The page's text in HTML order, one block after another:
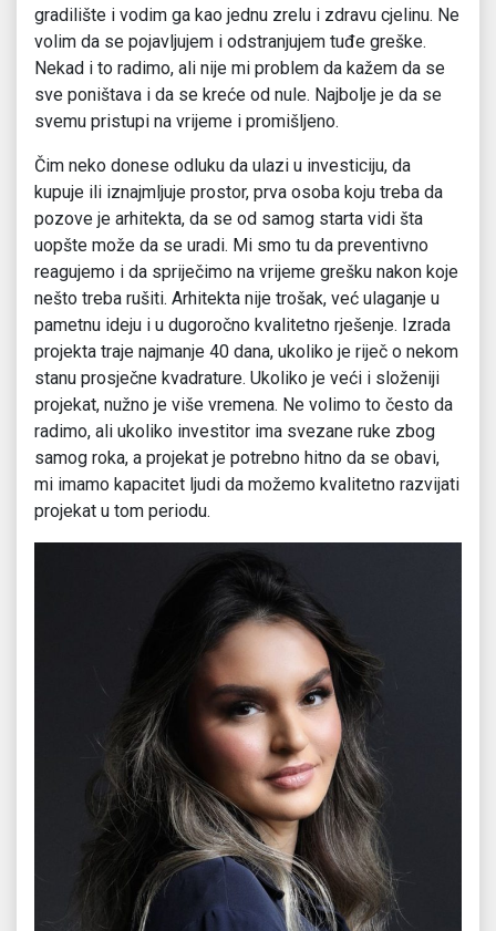
gradilište i vodim ga kao jednu zrelu i zdravu cjelinu. Ne
volim da se pojavljujem i odstranjujem tuđe greške.
Nekad i to radimo, ali nije mi problem da kažem da se
sve poništava i da se kreće od nule. Najbolje je da se
svemu pristupi na vrijeme i promišljeno.
Čim neko donese odluku da ulazi u investiciju, da
kupuje ili iznajmljuje prostor, prva osoba koju treba da
pozove je arhitekta, da se od samog starta vidi šta
uopšte može da se uradi. Mi smo tu da preventivno
reagujemo i da spriječimo na vrijeme grešku nakon koje
nešto treba rušiti. Arhitekta nije trošak, već ulaganje u
pametnu ideju i u dugoročno kvalitetno rješenje. Izrada
projekta traje najmanje 40 dana, ukoliko je riječ o nekom
stanu prosječne kvadrature. Ukoliko je veći i složeniji
projekat, nužno je više vremena. Ne volimo to često da
radimo, ali ukoliko investitor ima svezane ruke zbog
samog roka, a projekat je potrebno hitno da se obavi,
mi imamo kapacitet ljudi da možemo kvalitetno razvijati
projekat u tom periodu.